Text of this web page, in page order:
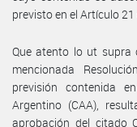
previsto en el Artículo
Que atento lo ut supra
mencionada
previsión contenida
Argentino (CAA),
aprobación del citado